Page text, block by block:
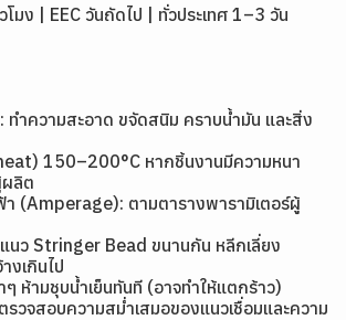
โมง | EEC วันถัดไป | ทั่วประเทศ 1–3 วัน
ทำความสะอาด ขจัดสนิม คราบน้ำมัน และสิ่ง
150–200°C หากชิ้นงานมีความหนา
ผลิต
(Amperage): ตามตารางพารามิเตอร์ผู้
นว Stringer Bead ขนานกัน หลีกเลี่ยง
งเกินไป
ๆ ห้ามชุบน้ำเย็นทันที (อาจทำให้แตกร้าว)
วจสอบความสม่ำเสมอของแนวเชื่อมและความ